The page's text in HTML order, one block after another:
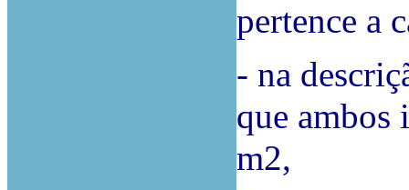
pertence a
- na
que ambos
m2,